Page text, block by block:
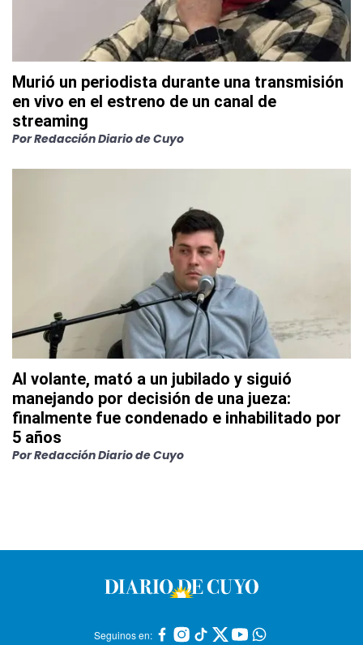
Murió un periodista durante una transmisión
en vivo en el estreno de un canal de
streaming
PorRedacción Diario de Cuyo
Al volante, mató a un jubilado y siguió
manejando por decisión de una jueza:
finalmente fue condenado e inhabilitado por
5 años
PorRedacción Diario de Cuyo
Seguinos en: